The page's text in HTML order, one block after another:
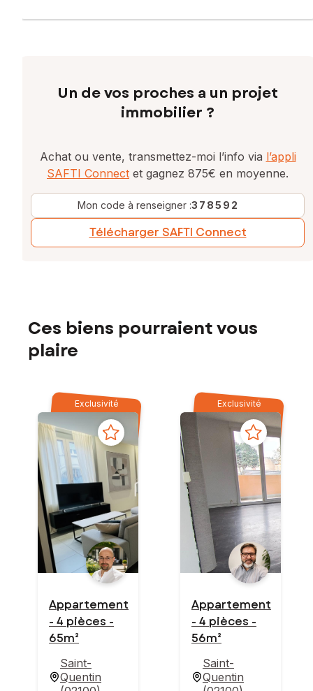
Un de vos proches a un projet
immobilier ?
Achat ou vente, transmettez-moi l’info via l’appli
SAFTI Connect et gagnez 875€ en moyenne.
Mon code à renseigner :378592
Télécharger SAFTI Connect
Ces biens pourraient vous
plaire
Exclusivité
Appartement
- 4 pièces -
65m²
Saint-
Quentin
Exclusivité
Appartement
- 4 pièces -
56m²
Saint-
Quentin